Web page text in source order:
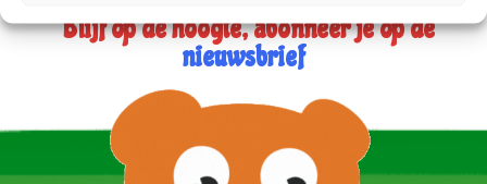
Blijf op de hoogte, abonneer je op de
nieuwsbrief